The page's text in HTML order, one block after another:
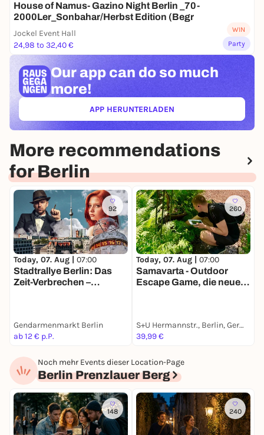
House of Namus- Gazino Night Berlin _70-
2000Ler_Sonbahar/Herbst Edition (Begr
Jockel Event Hall
24,98 to 32,40 €
WIN
Party
Our app can do so much
more!
APP HERUNTERLADEN(ÖFFNET IN NEUEM TAB)
More recommendations
for Berlin
92
Today, 07. Aug | 07:00
Stadtrallye Berlin: Das
Zeit-Verbrechen –
Gendarmenmarkt Berlin
ab 12 € p.P.
260
Today, 07. Aug | 07:00
Samavarta - Outdoor
Escape Game, die neue
S+U Hermannstr., Berlin, Germany
39,99 €
Noch mehr Events dieser Location-Page
Berlin Prenzlauer Berg
148 240